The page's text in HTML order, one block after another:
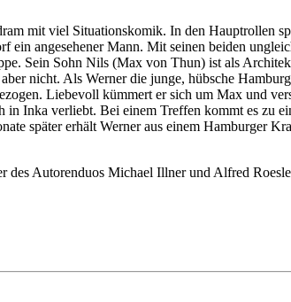
mit viel Situationskomik. In den Hauptrollen
angesehener Mann. Mit seinen beiden
Sein Sohn Nils (Max von Thun) ist als
nicht. Als Werner die junge, hübsche
Liebevoll kümmert er sich um Max und
Inka verliebt. Bei einem Treffen kommt es zu
später erhält Werner aus einem Hamburger
Autorenduos Michael Illner und Alfred